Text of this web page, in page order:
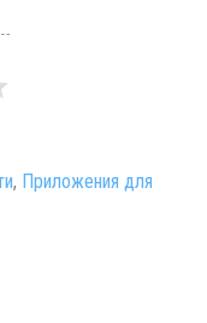
, Приложения для